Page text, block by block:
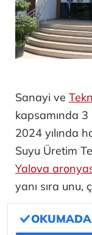
Sanayi ve
kapsamında
2024 yılında
Suyu Üretim
Yalova
yanı sıra unu,